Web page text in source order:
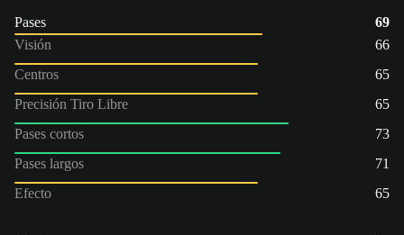
Pases
69
Visión
66
Centros
65
Precisión Tiro Libre
65
Pases cortos
73
Pases largos
71
Efecto
65